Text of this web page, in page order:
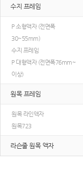
수지 프레임
P 소형액자 (전면폭
30~55mm)
수지 프레임
P 대형액자 (전면폭76mm~
이상)
원목 프레임
원목 라인액자
원목723
라슨줄 원목 액자